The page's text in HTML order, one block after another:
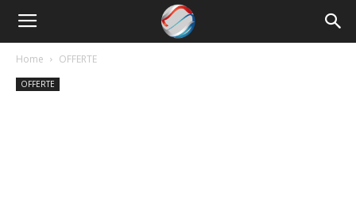
Nowrun
Home OFFERTE
OFFERTE